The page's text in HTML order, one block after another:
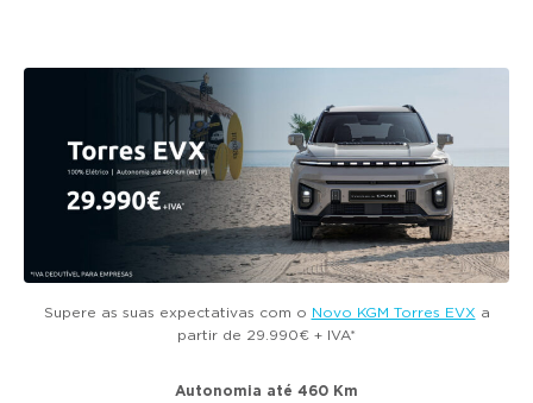
o
Supere as suas expectativas com o Novo KGM Torres EVX a
partir de 29.990€ + IVA*
Autonomia até 460 Km